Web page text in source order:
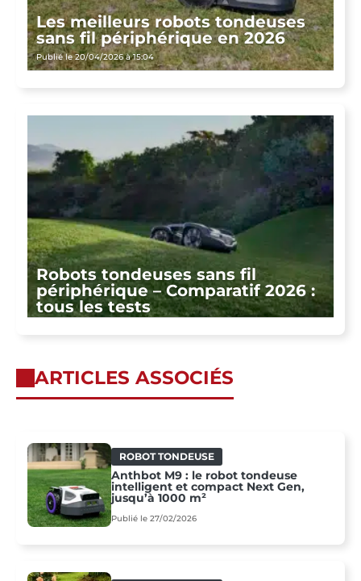
Les meilleurs robots tondeuses
sans fil périphérique en 2026
Publié le 20/04/2026 à 15:04
Robots tondeuses sans fil
périphérique – Comparatif 2026 :
tous les tests
ARTICLES ASSOCIÉS
ROBOT TONDEUSE
Anthbot M9 : le robot tondeuse
intelligent et compact Next Gen,
jusqu’à 1000 m²
Publié le 27/02/2026